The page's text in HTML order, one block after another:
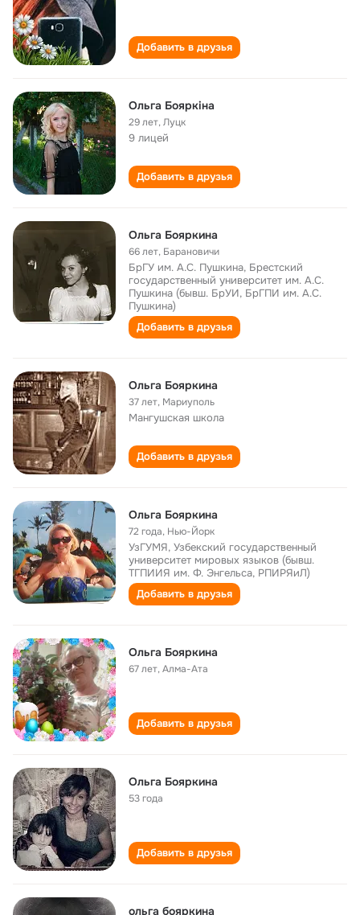
Добавить в друзья
Ольга Бояркіна
29 лет,Луцк
9 лицей
Добавить в друзья
Ольга Бояркина
66 лет, Барановичи
БрГУ им. А.С. Пушкина, Брестский
государственный университет им. А.С.
Пушкина (бывш. БрУИ, БрГПИ им. А.С.
Пушкина)
Добавить в друзья
Ольга Бояркина
37 лет, Мариуполь
Мангушская школа
Добавить в друзья
Ольга Бояркина
72 года, Нью-Йорк
УзГУМЯ, Узбекский государственный
университет мировых языков (бывш.
ТГПИИЯ им. Ф. Энгельса, РПИРЯиЛ)
Добавить в друзья
Ольга Бояркина
67 лет,Алма-Ата
Добавить в друзья
Ольга Бояркина
53 года
Добавить в друзья
ольга бояркина